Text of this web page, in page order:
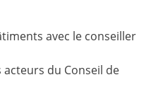
avec le conseiller
du Conseil de